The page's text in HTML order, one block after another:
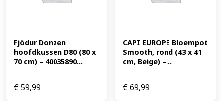
Fjödur Donzen
hoofdkussen D80 (80 x
70 cm) – 40035890...
€59,99
CAPI EUROPE Bloempot
Smooth, rond (43 x 41
cm, Beige) –...
€69,99